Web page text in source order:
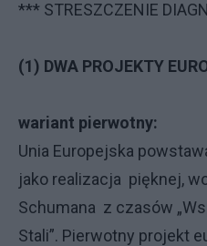
*** STRESZCZENIE
(1) DWA PROJEKTY
wariant pierwotny:
Unia Europejska
jako realizacja pięknej,
Schumana z czasów
Stali”. Pierwotny projekt